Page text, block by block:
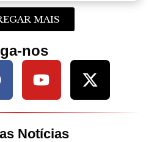
MAIS
nos
Notícias